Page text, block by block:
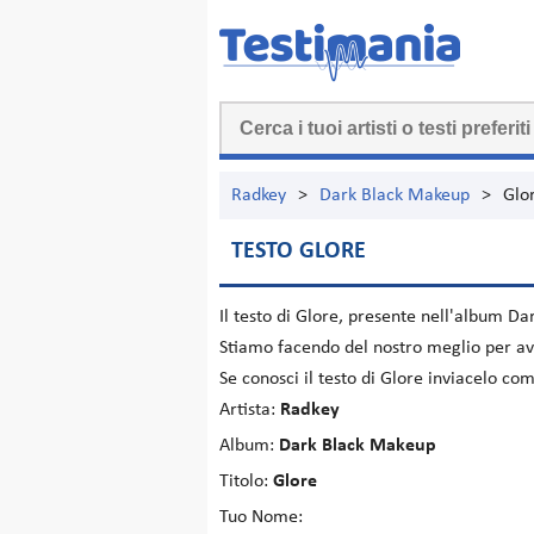
Radkey > Dark Black Makeup >
TESTO GLORE
Il testo di Glore, presente nell'album
Stiamo facendo del nostro meglio per
Se conosci il testo di Glore inviacelo
Artista: Radkey
Album: Dark Black Makeup
Titolo: Glore
Tuo Nome: